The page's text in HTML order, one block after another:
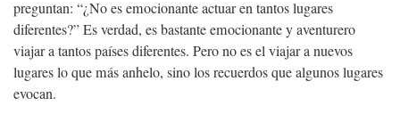
preguntan: “¿No es emocionante actuar en tantos lugares
diferentes?” Es verdad, es bastante emocionante y aventurero
viajar a tantos países diferentes. Pero no es el viajar a nuevos
lugares lo que más anhelo, sino los recuerdos que algunos lugares
evocan.